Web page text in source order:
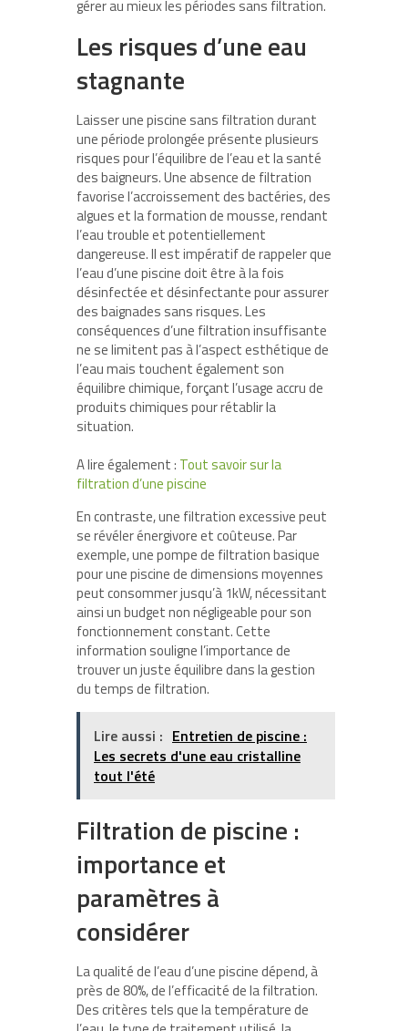
gérer au mieux les périodes sans filtration.
Les risques d’une eau
stagnante
Laisser une piscine sans filtration durant
une période prolongée présente plusieurs
risques pour l’équilibre de l’eau et la santé
des baigneurs. Une absence de filtration
favorise l’accroissement des bactéries, des
algues et la formation de mousse, rendant
l’eau trouble et potentiellement
dangereuse. Il est impératif de rappeler que
l’eau d’une piscine doit être à la fois
désinfectée et désinfectante pour assurer
des baignades sans risques. Les
conséquences d’une filtration insuffisante
ne se limitent pas à l’aspect esthétique de
l’eau mais touchent également son
équilibre chimique, forçant l’usage accru de
produits chimiques pour rétablir la
situation.
A lire également : Tout savoir sur la
filtration d’une piscine
En contraste, une filtration excessive peut
se révéler énergivore et coûteuse. Par
exemple, une pompe de filtration basique
pour une piscine de dimensions moyennes
peut consommer jusqu’à 1kW, nécessitant
ainsi un budget non négligeable pour son
fonctionnement constant. Cette
information souligne l’importance de
trouver un juste équilibre dans la gestion
du temps de filtration.
Lire aussi : Entretien de piscine :
Les secrets d'une eau cristalline
tout l'été
Filtration de piscine :
importance et
paramètres à
considérer
La qualité de l’eau d’une piscine dépend, à
près de 80%, de l’efficacité de la filtration.
Des critères tels que la température de